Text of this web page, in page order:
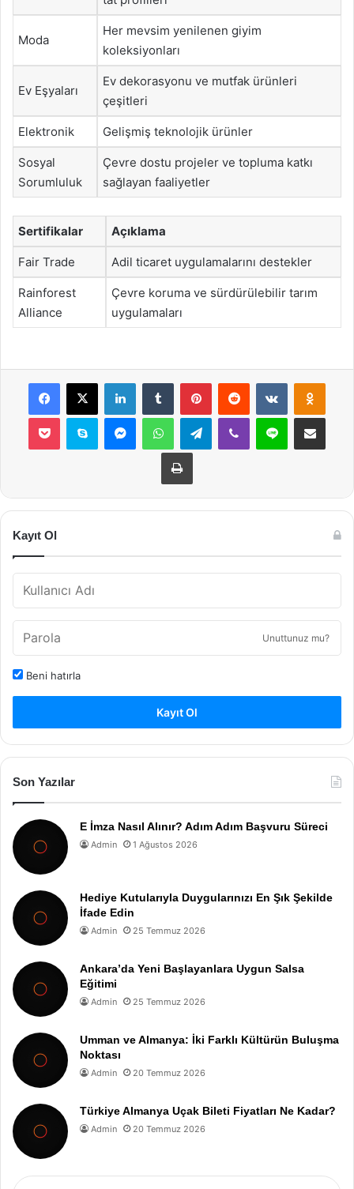
Moda
Her mevsim yenilenen giyim
koleksiyonları
Ev Eşyaları
Ev dekorasyonu ve mutfak ürünleri
çeşitleri
Elektronik Gelişmiş teknolojik ürünler
Sosyal
Sorumluluk
Çevre dostu projeler ve topluma katkı
sağlayan faaliyetler
Sertifikalar Açıklama
Fair Trade Adil ticaret uygulamalarını destekler
Rainforest
Alliance
Çevre koruma ve sürdürülebilir tarım
uygulamaları
Facebook
X LinkedInTumblr PinterestReddit VKontakte
Pocket Skype MessengerWhatsAppTelegramViber Line E-Posta ile
Yazdır
Kayıt Ol
Unuttunuz mu?
Beni hatırla
Kayıt Ol
Son Yazılar
E İmza Nasıl Alınır? Adım Adım Başvuru Süreci
Admin 1 Ağustos 2026
Hediye Kutularıyla Duygularınızı En Şık Şekilde
İfade Edin
Admin 25 Temmuz 2026
Ankara’da Yeni Başlayanlara Uygun Salsa
Eğitimi
Admin 25 Temmuz 2026
Umman ve Almanya: İki Farklı Kültürün Buluşma
Noktası
Admin 20 Temmuz 2026
Türkiye Almanya Uçak Bileti Fiyatları Ne Kadar?
Admin 20 Temmuz 2026